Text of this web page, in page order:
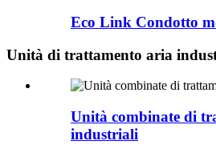
Eco Link Condotto
Unità di trattamento aria
Unità combinate di
industriali